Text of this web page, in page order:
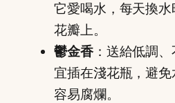
它愛喝水，每天換
花瓣上。
鬱金香：送給低調、
宜插在淺花瓶，避免
容易腐爛。